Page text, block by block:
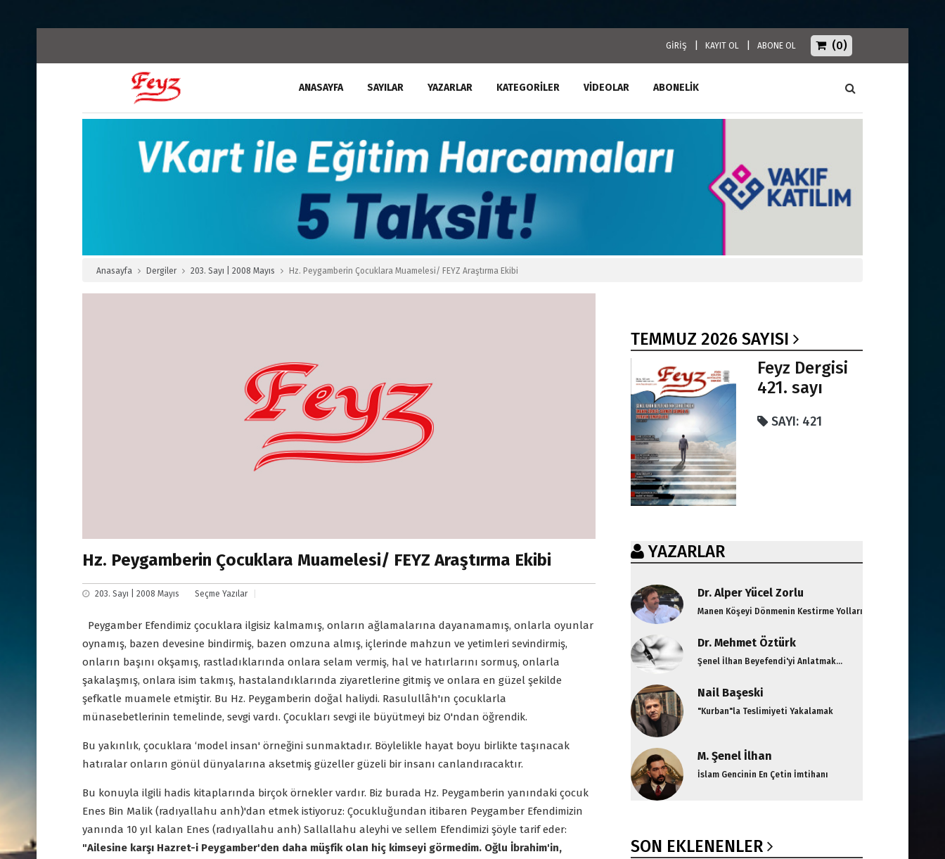
GİRİŞ KAYIT OL ABONE OL (0)
ANASAYFA SAYILAR YAZARLAR KATEGORILER VIDEOLAR ABONELİK
Anasayfa Dergiler 203. Sayı | 2008 Mayıs Hz. Peygamberin Çocuklara Muamelesi/ FEYZ Araştırma Ekibi
Hz. Peygamberin Çocuklara Muamelesi/ FEYZ Araştırma Ekibi
203. Sayı | 2008 Mayıs Seçme Yazılar
Peygamber Efendimiz çocuklara ilgisiz kalmamış, onların ağlamalarına dayanamamış, onlarla oyunlar
oynamış, bazen devesine bindirmiş, bazen omzuna almış, içlerinde mahzun ve yetimleri sevindirmiş,
onların başını okşamış, rastladıklarında onlara selam vermiş, hal ve hatırlarını sormuş, onlarla
şakalaşmış, onlara isim takmış, hastalandıklarında ziyaretlerine gitmiş ve onlara en güzel şekilde
şefkatle muamele etmiştir. Bu Hz. Peygamberin doğal haliydi. Rasulullâh'ın çocuklarla
münasebetlerinin temelinde, sevgi vardı. Çocukları sevgi ile büyütmeyi biz O'ndan öğrendik.
Bu yakınlık, çocuklara ‘model insan' örneğini sunmaktadır. Böylelikle hayat boyu birlikte taşınacak
hatıralar onların gönül dünyalarına aksetmiş güzeller güzeli bir insanı canlandıracaktır.
Bu konuyla ilgili hadis kitaplarında birçok örnekler vardır. Biz burada Hz. Peygamberin yanındaki çocuk
Enes Bin Malik (radıyallahu anh)'dan etmek istiyoruz: Çocukluğundan itibaren Peygamber Efendimizin
yanında 10 yıl kalan Enes (radıyallahu anh) Sallallahu aleyhi ve sellem Efendimizi şöyle tarif eder:
"Ailesine karşı Hazret-i Peygamber'den daha müşfik olan hiç kimseyi görmedim. Oğlu İbrahim'in,
TEMMUZ 2026 SAYISI
Feyz Dergisi
421. sayı
SAYI: 421
YAZARLAR
Dr. Alper Yücel Zorlu
Manen Köşeyi Dönmenin Kestirme Yolları
Dr. Mehmet Öztürk
Şenel İlhan Beyefendi'yi Anlatmak...
Nail Başeski
"Kurban"la Teslimiyeti Yakalamak
M. Şenel İlhan
İslam Gencinin En Çetin İmtihanı
SON EKLENENLER